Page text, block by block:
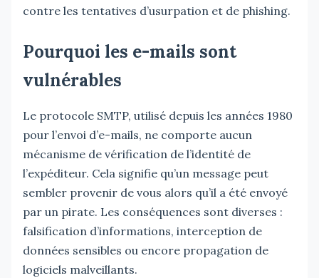
contre les tentatives d’usurpation et de phishing.
Pourquoi les e-mails sont
vulnérables
Le protocole SMTP, utilisé depuis les années 1980
pour l’envoi d’e-mails, ne comporte aucun
mécanisme de vérification de l’identité de
l’expéditeur. Cela signifie qu’un message peut
sembler provenir de vous alors qu’il a été envoyé
par un pirate. Les conséquences sont diverses :
falsification d’informations, interception de
données sensibles ou encore propagation de
logiciels malveillants.